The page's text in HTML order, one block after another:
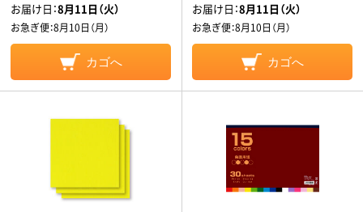
お届け日：8月11日（火）
お急ぎ便：8月10日（月）
カゴへ
お届け日：8月11日（火）
お急ぎ便：8月10日（月）
カゴへ